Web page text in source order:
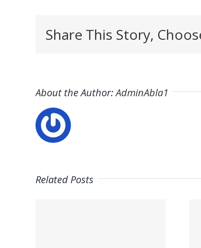
Share This Story,
About the Author:AdminAbla1
Related Posts